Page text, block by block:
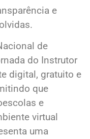
e
de
do Instrutor
digital, gratuito e
que
e
virtual
uma